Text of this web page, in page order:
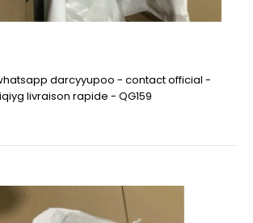
darcyyupoo - contact official -
livraison rapide - QG159